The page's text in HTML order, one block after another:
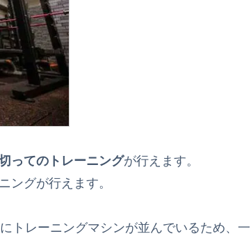
ってのトレーニングが行えます。
ングが行えます。
トレーニングマシンが並んでいるため、一